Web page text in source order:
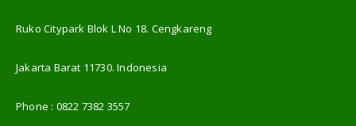
Ruko Citypark Blok L No 18. Cengkareng
Jakarta Barat 11730. Indonesia
Phone : 0822 7382 3557